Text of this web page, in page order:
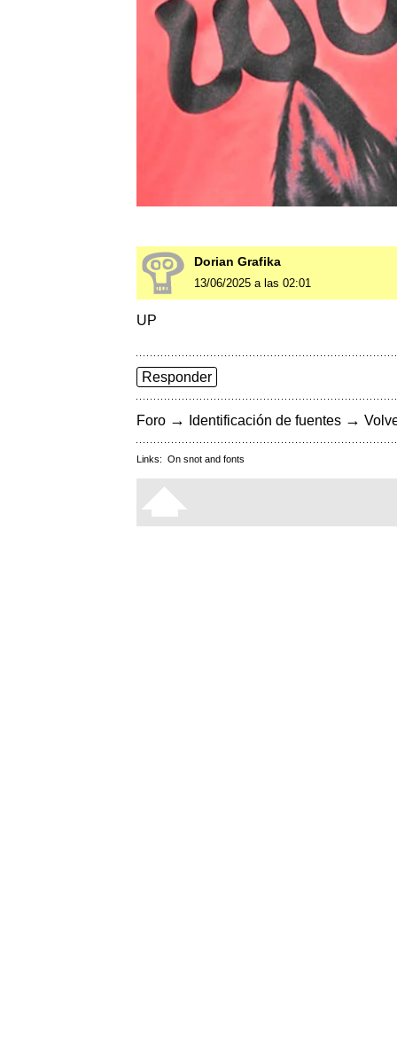
Dorian Grafika
13/06/2025 a las 02:01
UP
Responder
Foro → Identificación de fuentes →
Links: On snot and fonts